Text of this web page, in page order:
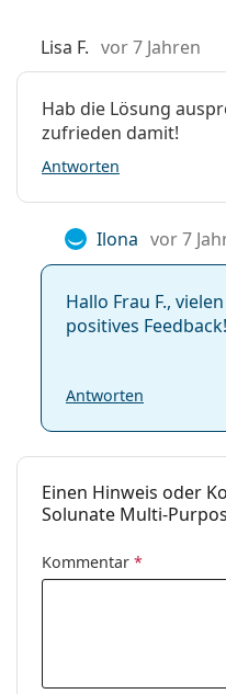
Lisa F. vor 7 Jahren
Hab die Lösung
zufrieden damit!
Antworten
Ilona vor 7
Hallo Frau F.,
positives Feedback!
Antworten
Einen Hinweis oder
Solunate Multi-
Kommentar *